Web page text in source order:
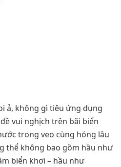
ả, không gì tiêu ứng dụng
vui nghịch trên bãi biển
trong veo cùng hóng lâu
thể không bao gồm hầu như
biển khơi – hầu như